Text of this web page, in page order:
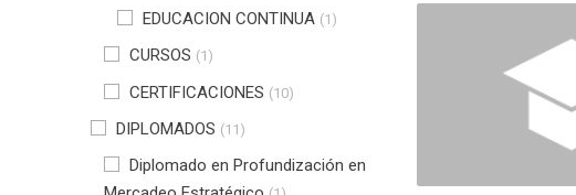
EDUCACION CONTINUA (1)
CURSOS (1)
CERTIFICACIONES (10)
DIPLOMADOS (11)
Diplomado en Profundización en